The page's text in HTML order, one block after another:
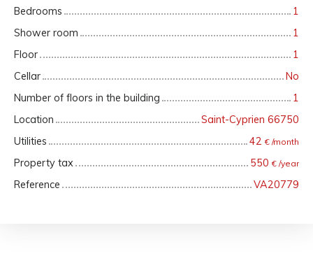
Bedrooms
1
Shower room
1
Floor
1
Cellar
No
Number of floors in the building
1
Location
Saint-Cyprien 66750
Utilities
42€ /month
Property tax 550€ /year
Reference VA20779